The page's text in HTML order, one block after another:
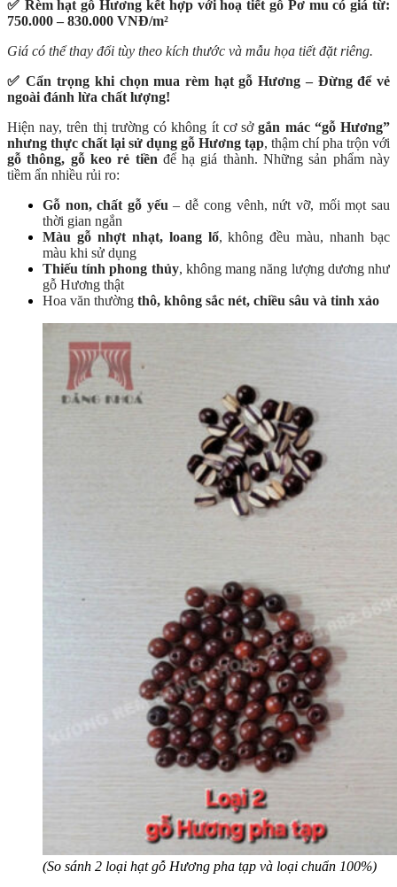
✅ Rèm hạt gỗ Hương kết hợp với hoạ tiết gỗ Pơ mu có giá từ:
750.000 – 830.000 VNĐ/m²
Giá có thể thay đổi tùy theo kích thước và mẫu họa tiết đặt riêng.
✅ Cẩn trọng khi chọn mua rèm hạt gỗ Hương – Đừng để vẻ
ngoài đánh lừa chất lượng!
Hiện nay, trên thị trường có không ít cơ sởgắn mác “gỗ Hương”
nhưng thực chất lại sử dụng gỗ Hương tạp, thậm chí pha trộn với
gỗ thông, gỗ keo rẻ tiền để hạ giá thành. Những sản phẩm này
tiềm ẩn nhiều rủi ro:
Gỗ non, chất gỗ yếu–dễ cong vênh, nứt vỡ, mối mọt sau
thời gian ngắn
Màu gỗ nhợt nhạt, loang lổ, không đều màu, nhanh bạc
màu khi sử dụng
Thiếu tính phong thủy, không mang năng lượng dương như
gỗ Hương thật
Hoa văn thường thô, không sắc nét, chiều sâu và tinh xảo
(So sánh 2 loại hạt gỗ Hương pha tạp và loại chuẩn 100%)